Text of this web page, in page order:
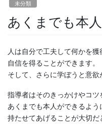
未分類
あくまでも本人
人は自分で工夫して何かを獲
自信を得ることができます。
そして、さらに学ぼうと意欲
指導者はそのきっかけやコ
あくまでも本人ができるよ
持たせてあげることが大切だ